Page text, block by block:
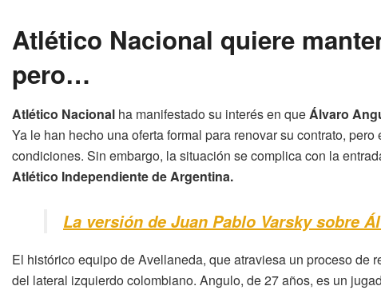
Atlético Nacional quiere
pero…
Atlético Nacional ha manifestado su interés en que Álvaro
Ya le han hecho una oferta formal para renovar su contrato,
condiciones. Sin embargo, la situación se complica con la
Atlético Independiente de Argentina.
La versión de Juan Pablo Varsky sobre
El histórico equipo de Avellaneda, que atraviesa un proceso de
del lateral izquierdo colombiano. Angulo, de 27 años, es un